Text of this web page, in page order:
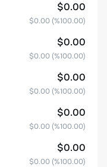
$0.00
$0.00 (%100.00)
$0.00
$0.00 (%100.00)
$0.00
$0.00 (%100.00)
$0.00
$0.00 (%100.00)
$0.00
$0.00 (%100.00)